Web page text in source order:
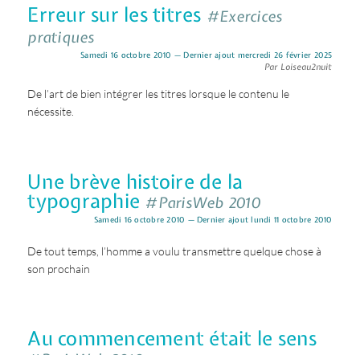
Erreur sur les titres #Exercices
pratiques
Samedi 16 octobre 2010 — Dernier ajout mercredi 26 février 2025
Par Loiseau2nuit
De l’art de bien intégrer les titres lorsque le contenu le
nécessite.
Une brève histoire de la
typographie #ParisWeb 2010
Samedi 16 octobre 2010 — Dernier ajout lundi 11 octobre 2010
De tout temps, l’homme a voulu transmettre quelque chose à
son prochain
Au commencement était le sens